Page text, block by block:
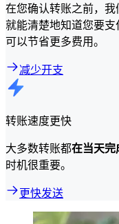
在您确认转账之前，我
就能清楚地知道您要
可以节省更多费用。
减少开支
转账速度更快
大多数转账都在当天完
时机很重要。
更快发送